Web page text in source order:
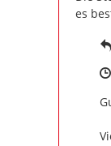
es